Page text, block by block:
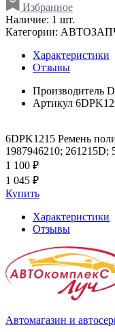
Избранное
Наличие: 1 шт.
Категории:
Характеристики
Отзывы
Производитель
Артикул
6DPK1215 Ремень
1987946210;
1 100 ₽
1 045 ₽
Купить
Характеристики
Отзывы
Автомагазин и